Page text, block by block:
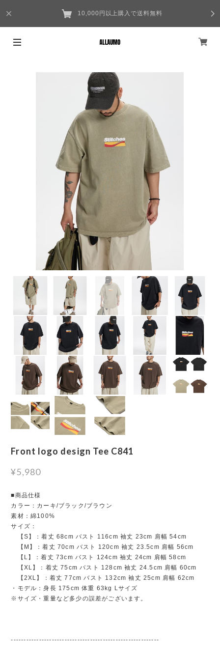
10,000円以上購入で送料無料
Front logo design Tee C841
¥5,980
■商品仕様
カラー：カーキ/ブラック/ブラウン
素材：綿100%
サイズ：
【S】：着丈 68cm バスト 116cm 袖丈 23cm 肩幅 54cm
【M】：着丈 70cm バスト 120cm 袖丈 23.5cm 肩幅 56cm
【L】：着丈 73cm バスト 124cm 袖丈 24cm 肩幅 58cm
【XL】：着丈 75cm バスト 128cm 袖丈 24.5cm 肩幅 60cm
【2XL】：着丈 77cm バスト 132cm 袖丈 25cm 肩幅 62cm
・モデル：身長 175cm 体重 63kg Lサイズ
※サイズ・重量など多少の誤差がございます。
----------------------------------------------------------